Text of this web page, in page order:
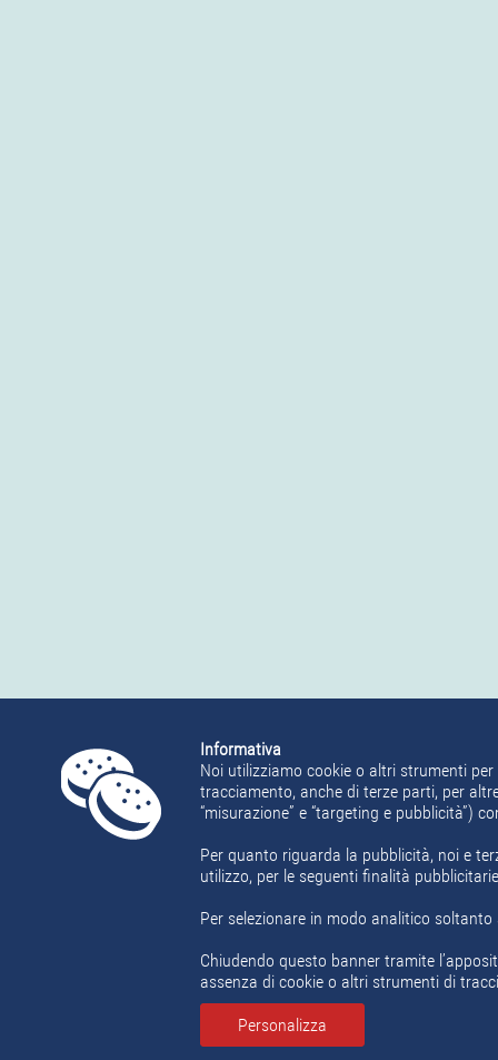
Informativa
Noi utilizziamo cookie o altri strumenti
tracciamento, anche di terze parti, per
“misurazione” e “targeting e pubblicità”)
Per quanto riguarda la pubblicità, noi e
utilizzo, per le seguenti finalità
Per selezionare in modo analitico soltanto
Chiudendo questo banner tramite
assenza di cookie o altri strumenti di
Personalizza